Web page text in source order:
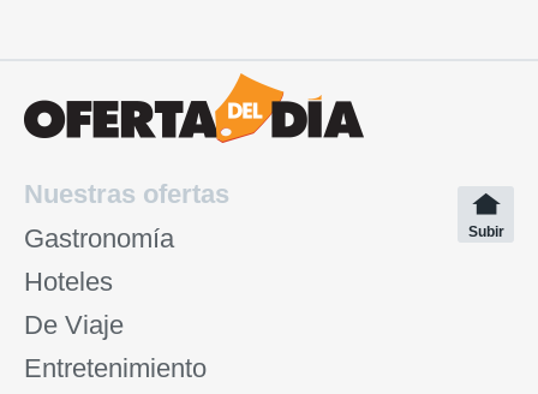
Nuestras ofertas
Gastronomía
Hoteles
De Viaje
Entretenimiento
Subir